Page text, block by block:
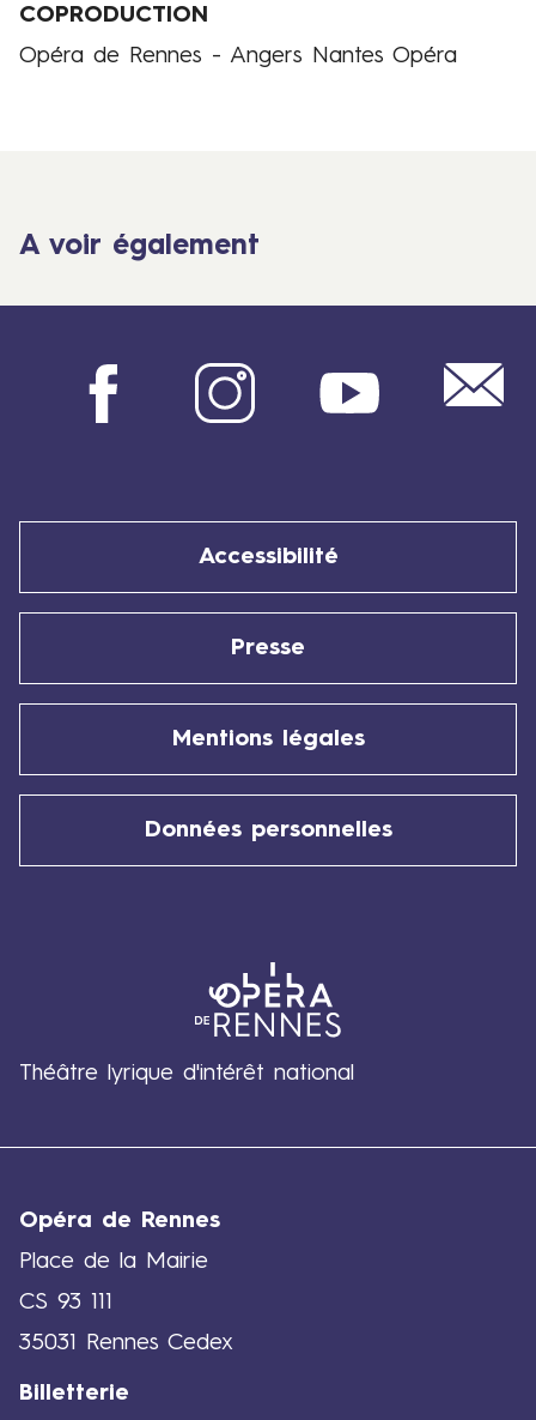
Production
COPRODUCTION
Opéra de Rennes - Angers Nantes Opéra
A voir également
Accessibilité
Presse
Mentions légales
Données personnelles
Théâtre lyrique d'intérêt national
Opéra de Rennes
Place de la Mairie
CS 93 111
35031 Rennes Cedex
Billetterie